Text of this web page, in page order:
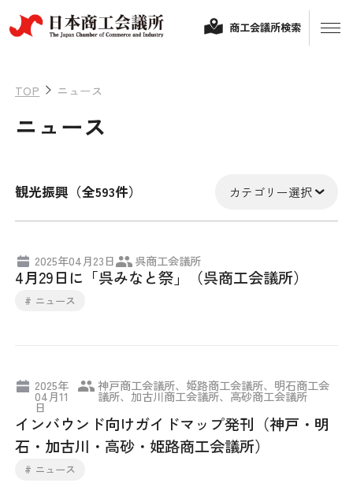
融資制度・補助金
ビジネス交流
調査・研究
役員紹介
商工会議所検索
TOP ニュース
ニュース
観光振興（全593件） カテゴリー選択
2025年04月23日 呉商工会議所
4月29日に「呉みなと祭」（呉商工会議所）
# ニュース
2025年
04月11
日
神戸商工会議所、姫路商工会議所、明石商工会
議所、加古川商工会議所、高砂商工会議所
インバウンド向けガイドマップ発刊（神戸・明
石・加古川・高砂・姫路商工会議所）
# ニュース